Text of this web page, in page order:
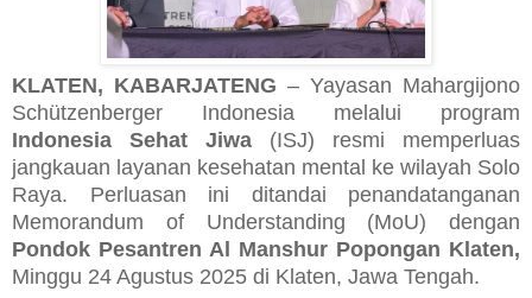
KLATEN, KABARJATENG – Yayasan Mahargijono
Schützenberger Indonesia melalui program
Indonesia Sehat Jiwa (ISJ) resmi memperluas
jangkauan layanan kesehatan mental ke wilayah Solo
Raya. Perluasan ini ditandai penandatanganan
Memorandum of Understanding (MoU) dengan
Pondok Pesantren Al Manshur Popongan Klaten,
Minggu 24 Agustus 2025 di Klaten, Jawa Tengah.